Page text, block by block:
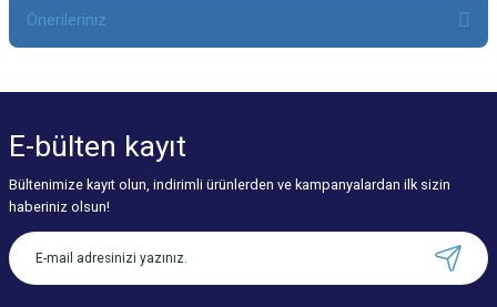
Önerileriniz
Görüş ve önerileriniz için teşekkür ederiz.
Ürün resmi kalitesiz, bozuk veya görüntülenemiyor.
Ürün açıklamasında eksik bilgiler bulunuyor.
Ürün bilgilerinde hatalar bulunuyor.
E-bülten kayıt
Bültenimize kayıt olun, indirimli ürünlerden ve kampanyalardan ilk sizin
haberiniz olsun!